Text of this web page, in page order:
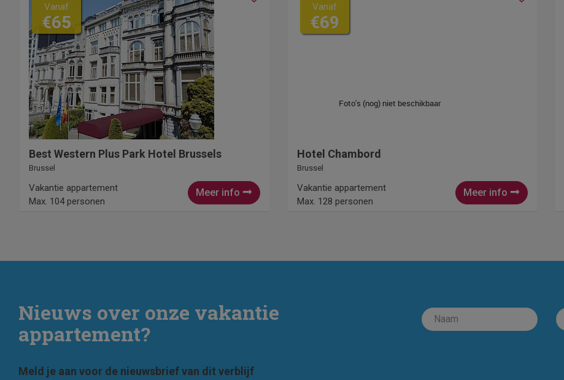
Vanaf
€65
Best Western Plus Park Hotel Brussels
Brussel
Meer info
Vakantie appartement
Max. 104 personen
Vanaf
€69
Hotel Chambord
Brussel
Meer info
Vakantie appartement
Max. 128 personen
Nieuws over onze vakantie
appartement?
Meld je aan voor de nieuwsbrief van dit verblijf